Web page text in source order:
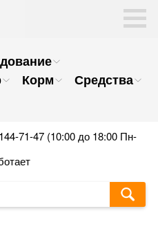
Корм
Средства
71-47 (10:00 до 18:00 Пн-